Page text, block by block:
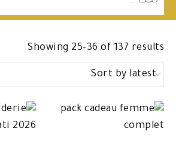
Showing 25–36 of 137 results
Sorted
by